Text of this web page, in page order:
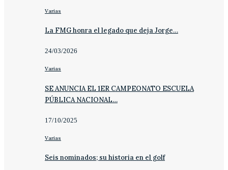
Varias
La FMG honra el legado que deja Jorge…
24/03/2026
Varias
SE ANUNCIA EL 1ER CAMPEONATO ESCUELA
PÚBLICA NACIONAL…
17/10/2025
Varias
Seis nominados; su historia en el golf